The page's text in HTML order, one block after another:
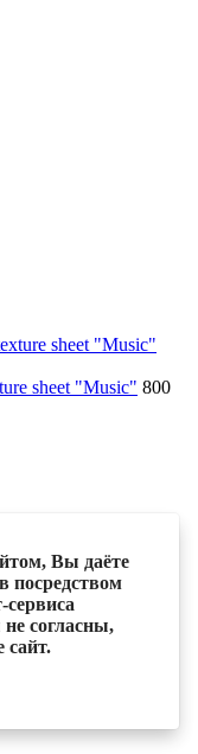
sheet "Music" 800
Вы даёте
посредством
сервиса
согласны,
сайт.